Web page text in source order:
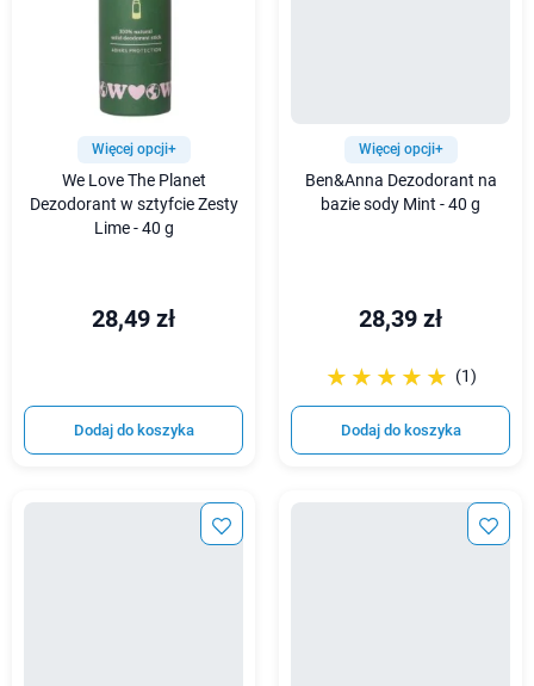
Więcej opcji+
We Love The Planet
Dezodorant w sztyfcie Zesty
Lime - 40 g
28,49 zł
Dodaj do koszyka
Więcej opcji+
Ben&Anna Dezodorant na
bazie sody Mint - 40 g
28,39 zł
☆☆☆☆☆
★★★★★ (1)
Dodaj do koszyka